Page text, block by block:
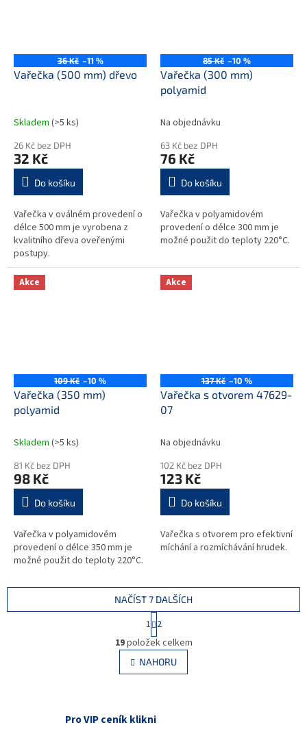
36 Kč –11 %
Vařečka (500 mm) dřevo
Skladem (>5 ks)
26 Kč bez DPH
32 Kč
Do košíku
Vařečka v oválném provedení o
délce 500 mm je vyrobena z
kvalitního dřeva oveřenými
postupy.
85 Kč –10 %
Vařečka (300 mm)
polyamid
Na objednávku
63 Kč bez DPH
76 Kč
Do košíku
Vařečka v polyamidovém
provedení o délce 300 mm je
možné použit do teploty 220°C.
Akce
109 Kč –10 %
Vařečka (350 mm)
polyamid
Skladem (>5 ks)
81 Kč bez DPH
98 Kč
Do košíku
Vařečka v polyamidovém
provedení o délce 350 mm je
možné použit do teploty 220°C.
Akce
137 Kč –10 %
Vařečka s otvorem 47629-
07
Na objednávku
102 Kč bez DPH
123 Kč
Do košíku
Vařečka s otvorem pro efektivní
míchání a rozmíchávání hrudek.
O
v
l
á
c
í
NAČÍST 7 DALŠÍCH
t
r
á
n
k
n
1 2
19položek celkem
NAHORU
Pro VIP ceník klikni